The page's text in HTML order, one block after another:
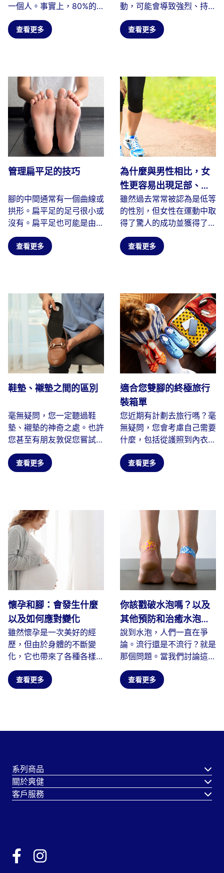
一個人。事實上，80%的
人在人生的某個階段都會經
歷過背痛...
查看更多
動，可能會導致強烈、持久
的氣味。當細菌以我們腳部
產生的皮膚...
查看更多
管理扁平足的技巧
腳的中間通常有一個曲線或
拱形。扁平足的足弓很小或
沒有。扁平足也可能是由於
足弓塌陷、扁平或塌陷造成
的...查看更多
為什麼與男性相比，女
性更容易出現足部、腳
踝、膝蓋、背部問題和
受傷
雖然過去常常被認為是低等
的性別，但女性在運動中取
得了驚人的成功並獲得了更
多的認可。壞消息是，女性
比...查看更多
鞋墊、襯墊之間的區別
毫無疑問，您一定聽過鞋
墊、襯墊的神奇之處。也許
您甚至有朋友敦促您嘗試一
下。我們中的許多人發現...
查看更多
適合您雙腳的終極旅行
裝箱單
您近期有計劃去旅行嗎？毫
無疑問，您會考慮自己需要
什麼，包括從護照到內衣的
所有物品。當您列出必備旅
行...查看更多
懷孕和腳：會發生什麼
以及如何應對變化
雖然懷孕是一次美好的經
歷，但由於身體的不斷變
化，它也帶來了各種各樣的
挑戰。在所有受到懷孕影響
的身體...
查看更多
你該戳破水泡嗎？以及
其他預防和治癒水泡的
技巧
說到水泡，人們一直在爭
論。流行還是不流行？就是
那個問題。當我們討論這個
問題時，到底是什麼原因導
致了水泡呢？
查看更多
系列商品
關於爽健
客戶服務